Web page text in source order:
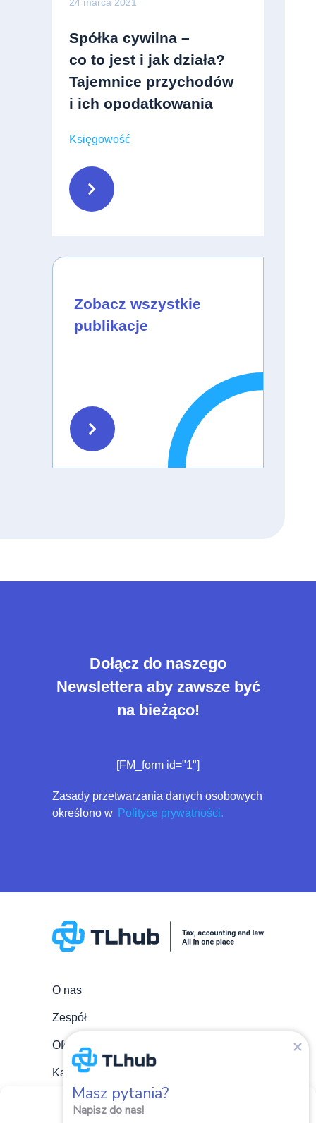
Zarządzaj zgodami plików
cookie
Spółka cywilna –
co to jest i jak działa?
Tajemnice przychodów
i ich opodatkowania
Księgowość
Zobacz wszystkie
publikacje
Dołącz do naszego
Newslettera aby zawsze być
na bieżąco!
[FM_form id="1"]
Zasady przetwarzania danych osobowych
określono w Polityce prywatności.
O nas
Zespół
Oferta
Kariera
Aktualności
Masz pytania?
Napisz do nas!